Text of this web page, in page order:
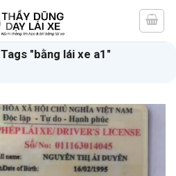
Tags "bằng lái xe a1"